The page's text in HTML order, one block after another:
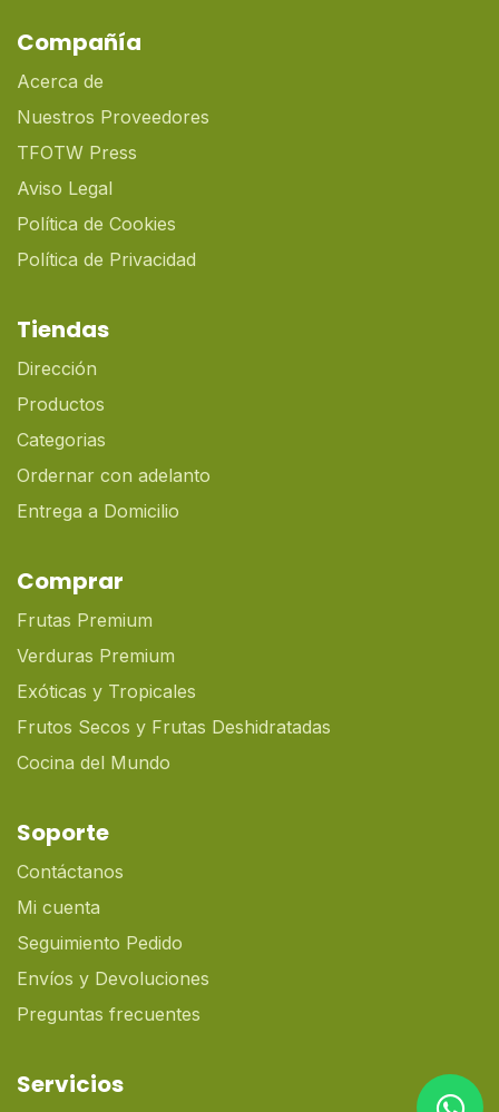
Compañía
Acerca de
Nuestros Proveedores
TFOTW Press
Aviso Legal
Política de Cookies
Política de Privacidad
Tiendas
Dirección
Productos
Categorias
Ordernar con adelanto
Entrega a Domicilio
Comprar
Frutas Premium
Verduras Premium
Exóticas y Tropicales
Frutos Secos y Frutas Deshidratadas
Cocina del Mundo
Soporte
Contáctanos
Mi cuenta
Seguimiento Pedido
Envíos y Devoluciones
Preguntas frecuentes
Servicios